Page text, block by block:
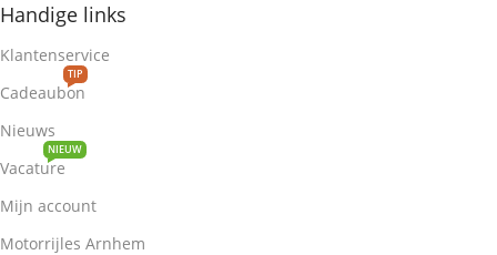
Handige links
Klantenservice
Cadeaubon
TIP
Nieuws
Vacature
NIEUW
Mijn account
Motorrijles Arnhem